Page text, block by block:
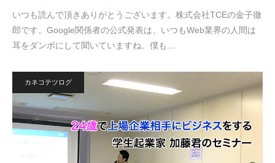
いつも読んで頂きありがとうございます。株式会社TCEの金子徹
郎です。Google関係者の公式発表は、いつもWeb業界の人間は
耳をダンボにして聞いていますね。僕も…
カネコテツログ